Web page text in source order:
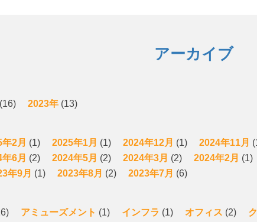
アーカイブ
(16) 2023年 (13)
2月 (1) 2025年1月 (1) 2024年12月 (1) 2024年11月
6月 (2) 2024年5月 (2) 2024年3月 (2) 2024年2月 (1)
年9月 (1) 2023年8月 (2) 2023年7月 (6)
アミューズメント (1) インフラ (1) オフィス (2)